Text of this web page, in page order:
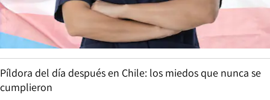
Píldora del día después en Chile: los miedos que nunca se
cumplieron